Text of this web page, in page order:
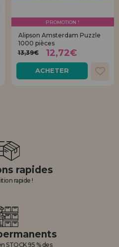
PROMOTION !
Alipson Amsterdam Puzzle
1000 pièces
13,39€
12,72€
ACHETER
rapides
rapide !
STOCK 95 % des